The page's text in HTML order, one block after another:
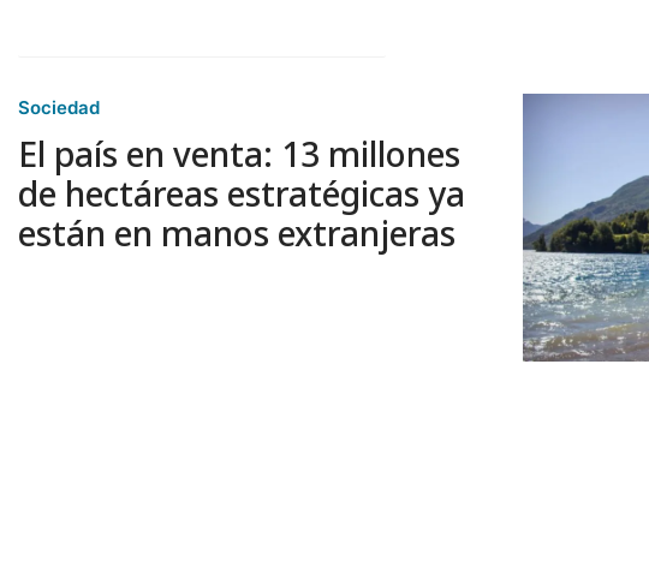
Sociedad
El país en venta: 13 millones
de hectáreas estratégicas ya
están en manos extranjeras